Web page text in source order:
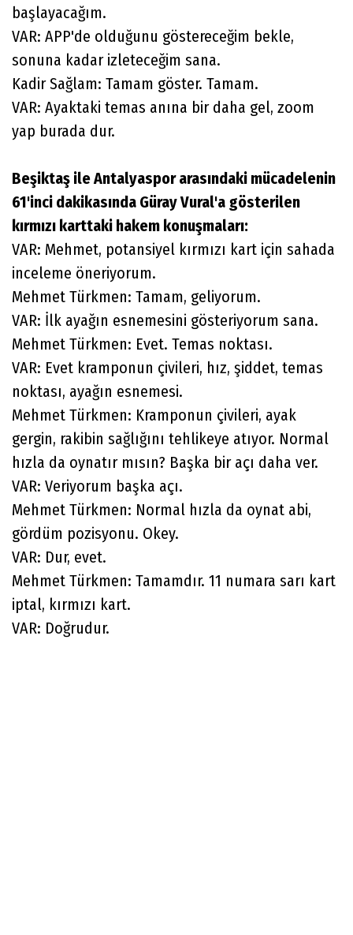
başlayacağım.
VAR: APP'de olduğunu göstereceğim bekle,
sonuna kadar izleteceğim sana.
Kadir Sağlam: Tamam göster. Tamam.
VAR: Ayaktaki temas anına bir daha gel, zoom
yap burada dur.
Beşiktaş ile Antalyaspor arasındaki mücadelenin
61'inci dakikasında Güray Vural'a gösterilen
kırmızı karttaki hakem konuşmaları:
VAR: Mehmet, potansiyel kırmızı kart için sahada
inceleme öneriyorum.
Mehmet Türkmen: Tamam, geliyorum.
VAR: İlk ayağın esnemesini gösteriyorum sana.
Mehmet Türkmen: Evet. Temas noktası.
VAR: Evet kramponun çivileri, hız, şiddet, temas
noktası, ayağın esnemesi.
Mehmet Türkmen: Kramponun çivileri, ayak
gergin, rakibin sağlığını tehlikeye atıyor. Normal
hızla da oynatır mısın? Başka bir açı daha ver.
VAR: Veriyorum başka açı.
Mehmet Türkmen: Normal hızla da oynat abi,
gördüm pozisyonu. Okey.
VAR: Dur, evet.
Mehmet Türkmen: Tamamdır. 11 numara sarı kart
iptal, kırmızı kart.
VAR: Doğrudur.